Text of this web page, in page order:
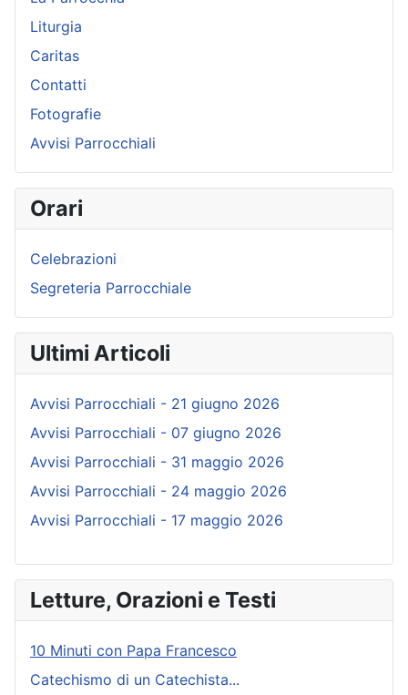
Liturgia
Caritas
Contatti
Fotografie
Avvisi Parrocchiali
Orari
Celebrazioni
Segreteria Parrocchiale
Ultimi Articoli
Avvisi Parrocchiali - 21 giugno 2026
Avvisi Parrocchiali - 07 giugno 2026
Avvisi Parrocchiali - 31 maggio 2026
Avvisi Parrocchiali - 24 maggio 2026
Avvisi Parrocchiali - 17 maggio 2026
Letture, Orazioni e Testi
10 Minuti con Papa Francesco
Catechismo di un Catechista...